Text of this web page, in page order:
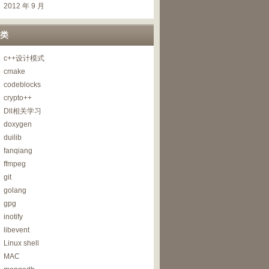
2012 年 9 月
c++设计模式
cmake
codeblocks
crypto++
Dll相关学习
doxygen
duilib
fanqiang
ffmpeg
git
golang
gpg
inotify
libevent
Linux shell
MAC